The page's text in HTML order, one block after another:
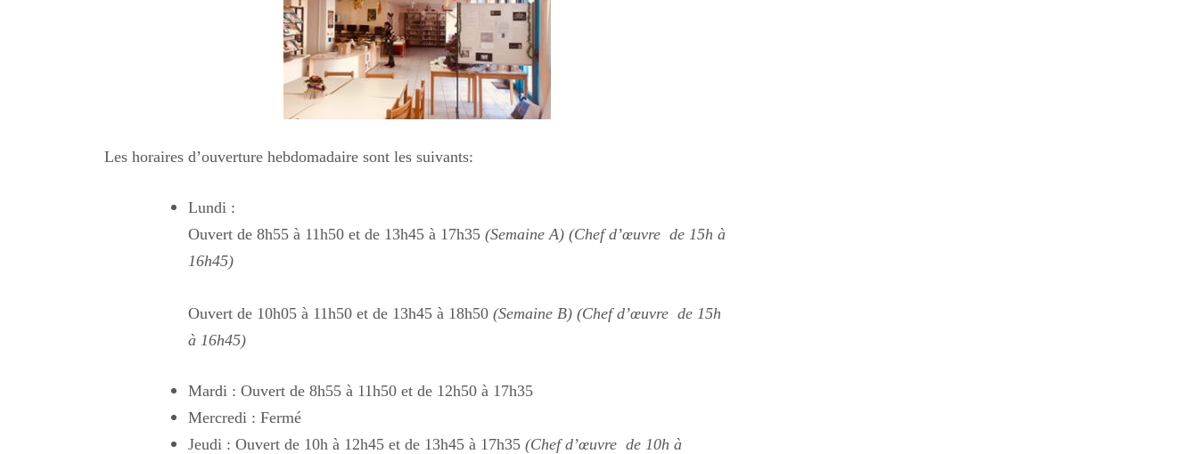
Les horaires d’ouverture hebdomadaire sont les suivants:
Lundi :
Ouvert de 8h55 à 11h50 et de 13h45 à 17h35 (Semaine A) (Chef d’œuvre de 15h à
16h45)
Ouvert de 10h05 à 11h50 et de 13h45 à 18h50 (Semaine B) (Chef d’œuvre de 15h
à 16h45)
Mardi : Ouvert de 8h55 à 11h50 et de 12h50 à 17h35
Mercredi : Fermé
Jeudi : Ouvert de 10h à 12h45 et de 13h45 à 17h35 (Chef d’œuvre de 10h à